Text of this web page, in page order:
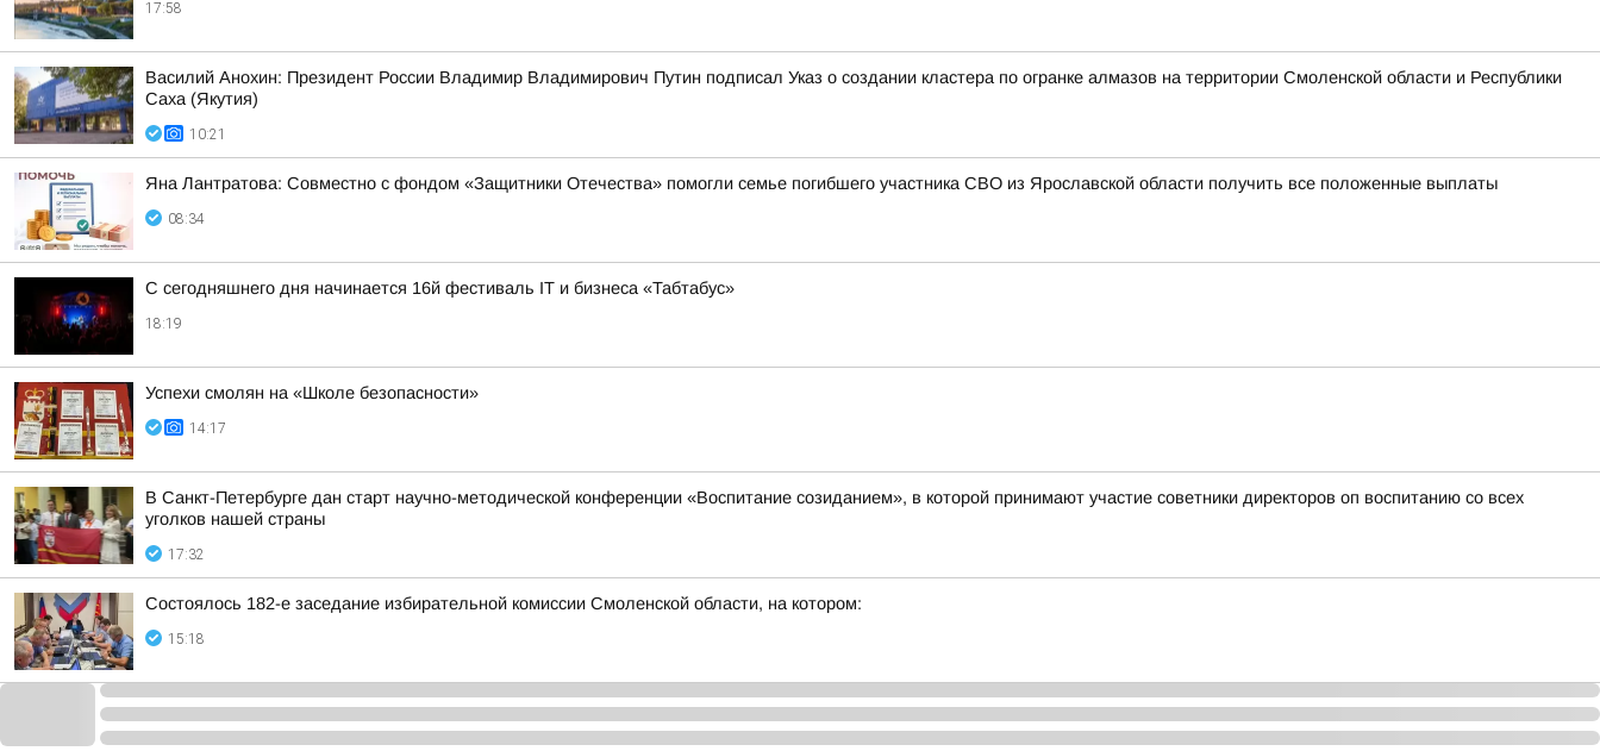
17:58
Василий Анохин: Президент России Владимир Владимирович Путин подписал Указ о создании кластера по огранке алмазов на территории Смоленской области и Республики
Саха (Якутия)
10:21
Яна Лантратова: Совместно с фондом «Защитники Отечества» помогли семье погибшего участника СВО из Ярославской области получить все положенные выплаты
08:34
С сегодняшнего дня начинается 16й фестиваль IT и бизнеса «Табтабус»
18:19
Успехи смолян на «Школе безопасности»
14:17
В Санкт-Петербурге дан старт научно-методической конференции «Воспитание созиданием», в которой принимают участие советники директоров оп воспитанию со всех
уголков нашей страны
17:32
Состоялось 182-е заседание избирательной комиссии Смоленской области, на котором:
15:18